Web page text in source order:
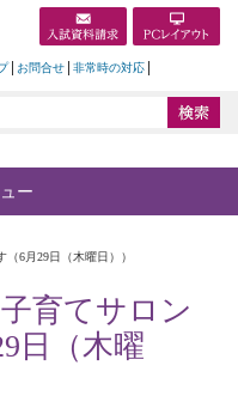
お問合せ 非常時の対応
6月29日（木曜日））
育てサロン
日（木曜